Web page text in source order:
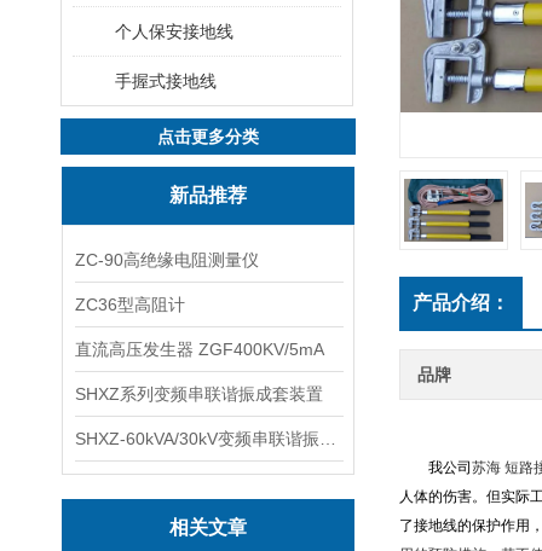
个人保安接地线
手握式接地线
点击更多分类
新品推荐
ZC-90高绝缘电阻测量仪
ZC36型高阻计
直流高压发生器 ZGF400KV/5mA
SHXZ系列变频串联谐振成套装置
相关文章
产品介绍：
品牌
我公司 苏海 短路
人体的伤害。但实际
了接地线的保护作用